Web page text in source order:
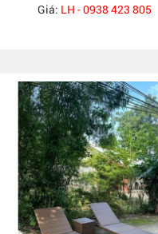
Giá: LH - 0938 423 805